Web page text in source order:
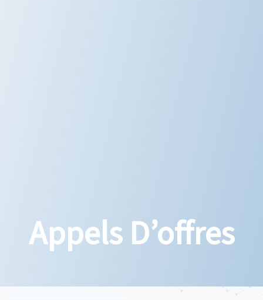
Appels D’offres